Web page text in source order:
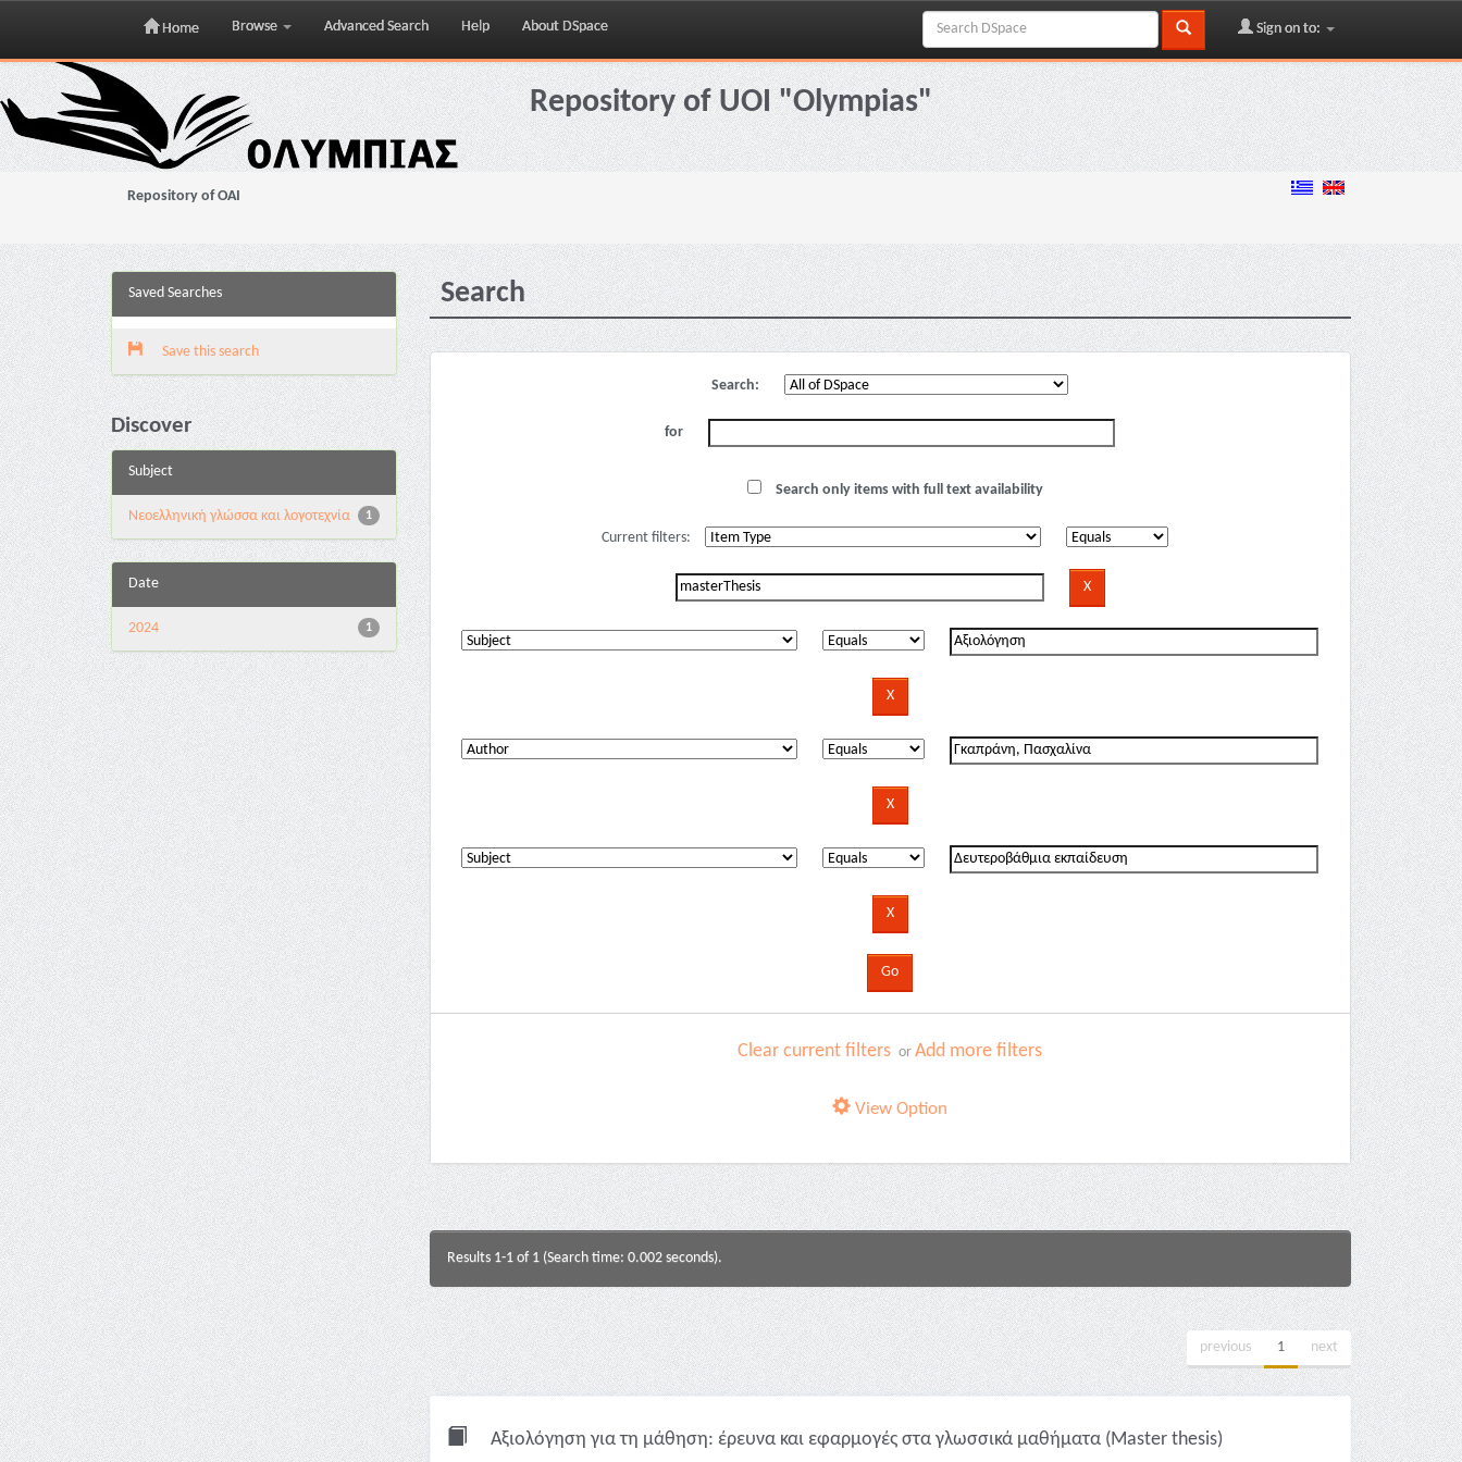
Skip
navigation
Home Browse Advanced Search Help About DSpace Sign on to:
Repository of UOI "Olympias"
Repository of OAI
Saved Searches
Save this search
Discover
Subject
1
Νεοελληνική γλώσσα και λογοτεχνία
Date
1
2024
Search
Search:
for
Search only items with full text availability
Current filters:
Clear current filters orAdd more filters
View Option
Results 1-1 of 1 (Search time: 0.002 seconds).
previous 1 next
Αξιολόγηση για τη μάθηση: έρευνα και εφαρμογές στα γλωσσικά μαθήματα (Master thesis)